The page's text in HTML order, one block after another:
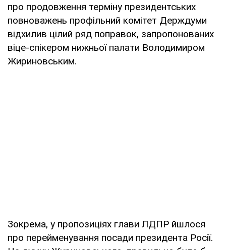
про продовження терміну президентських
повноважень профільний комітет Держдуми
відхилив цілий ряд поправок, запропонованих
віце-спікером нижньої палати Володимиром
Жириновським.
Зокрема, у пропозиціях глави ЛДПР йшлося
про перейменування посади президента Росії.